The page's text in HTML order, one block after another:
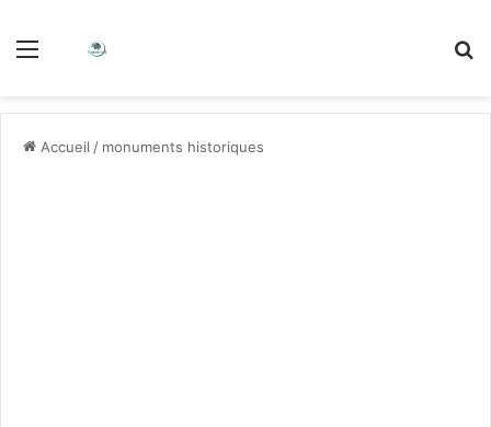
Accueil / monuments historiques